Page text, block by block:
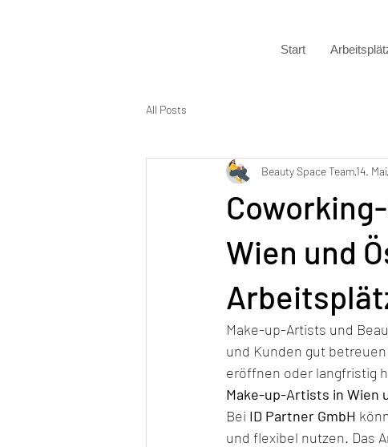
Start
All Posts
Wien und
Beauty Space Team14. Mai
Make-up-Artists und
und Kunden gut
eröffnen oder langfristig
Make-up-Artists in Wien
Bei ID Partner GmbH
und flexibel nutzen. Das